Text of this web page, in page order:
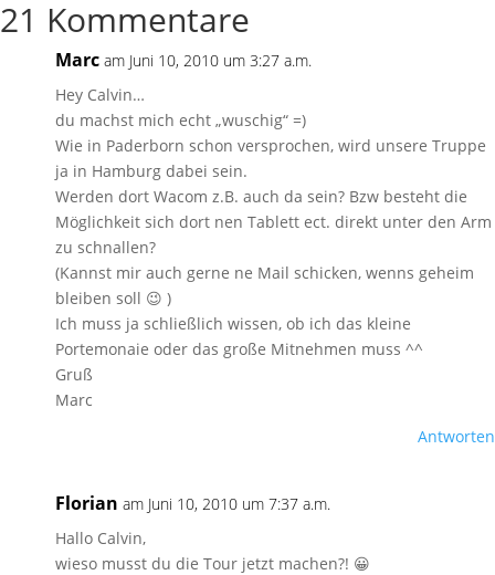
21 Kommentare
Marc am Juni 10, 2010 um 3:27 a.m.
Hey Calvin…
du machst mich echt „wuschig“ =)
Wie in Paderborn schon versprochen, wird unsere Truppe
ja in Hamburg dabei sein.
Werden dort Wacom z.B. auch da sein? Bzw besteht die
Möglichkeit sich dort nen Tablett ect. direkt unter den Arm
zu schnallen?
(Kannst mir auch gerne ne Mail schicken, wenns geheim
bleiben soll 😉 )
Ich muss ja schließlich wissen, ob ich das kleine
Portemonaie oder das große Mitnehmen muss ^^
Gruß
Marc
Antworten
Florian am Juni 10, 2010 um 7:37 a.m.
Hallo Calvin,
wieso musst du die Tour jetzt machen?! 😀